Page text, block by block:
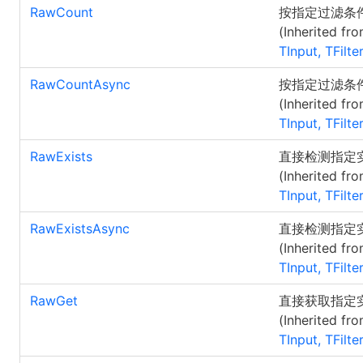
RawCount
按指定过滤条
(Inherited
TInput, TFilter
RawCountAsync
按指定过滤条
(Inherited
TInput, TFilter
RawExists
直接检测指定
(Inherited
TInput, TFilter
RawExistsAsync
直接检测指定
(Inherited
TInput, TFilter
RawGet
直接获取指定
(Inherited
TInput, TFilter